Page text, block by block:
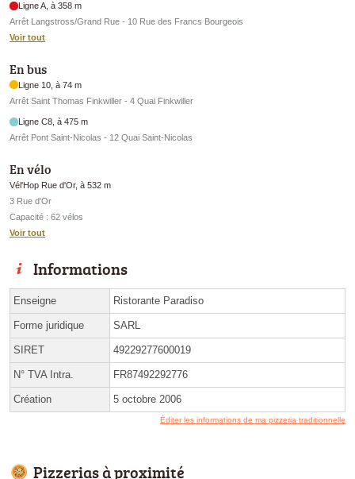
Ligne A, à 358 m
Arrêt Langstross/Grand Rue - 10 Rue des Francs Bourgeois
Voir tout
En bus
Ligne 10, à 74 m
Arrêt Saint Thomas Finkwiller - 4 Quai Finkwiller
Ligne C8, à 475 m
Arrêt Pont Saint-Nicolas - 12 Quai Saint-Nicolas
En vélo
Vél'Hop Rue d'Or, à 532 m
3 Rue d'Or
Capacité : 62 vélos
Voir tout
Informations
Enseigne Ristorante Paradiso
Forme juridique SARL
SIRET 49229277600019
N° TVA Intra. FR87492292776
Création 5 octobre 2006
Éditer les informations de ma pizzeria traditionnelle
Pizzerias à proximité